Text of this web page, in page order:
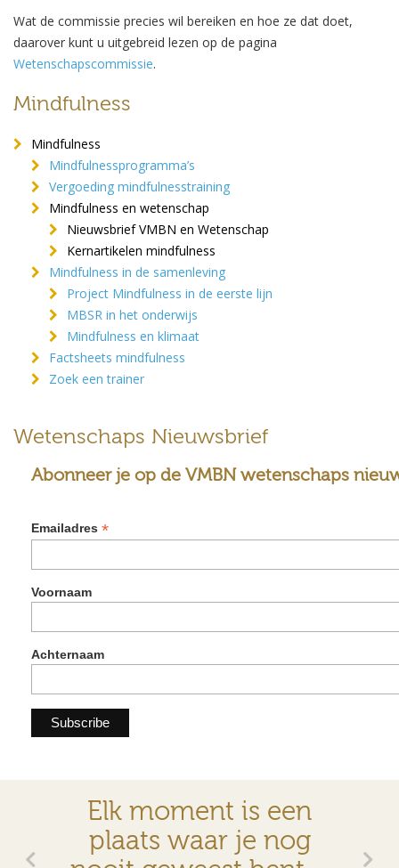
Wat de commissie precies wil bereiken en hoe ze dat doet,
daarover kunt u uitgebreid lezen op de pagina
Wetenschapscommissie.
Mindfulness
Mindfulness
Mindfulnessprogramma’s
Vergoeding mindfulnesstraining
Mindfulness en wetenschap
Nieuwsbrief VMBN en Wetenschap
Kernartikelen mindfulness
Mindfulness in de samenleving
Project Mindfulness in de eerste lijn
MBSR in het onderwijs
Mindfulness en klimaat
Factsheets mindfulness
Zoek een trainer
Wetenschaps Nieuwsbrief
Abonneer je op de VMBN wetenschaps
Emailadres *
Voornaam
Achternaam
Elk moment is een
plaats waar je nog